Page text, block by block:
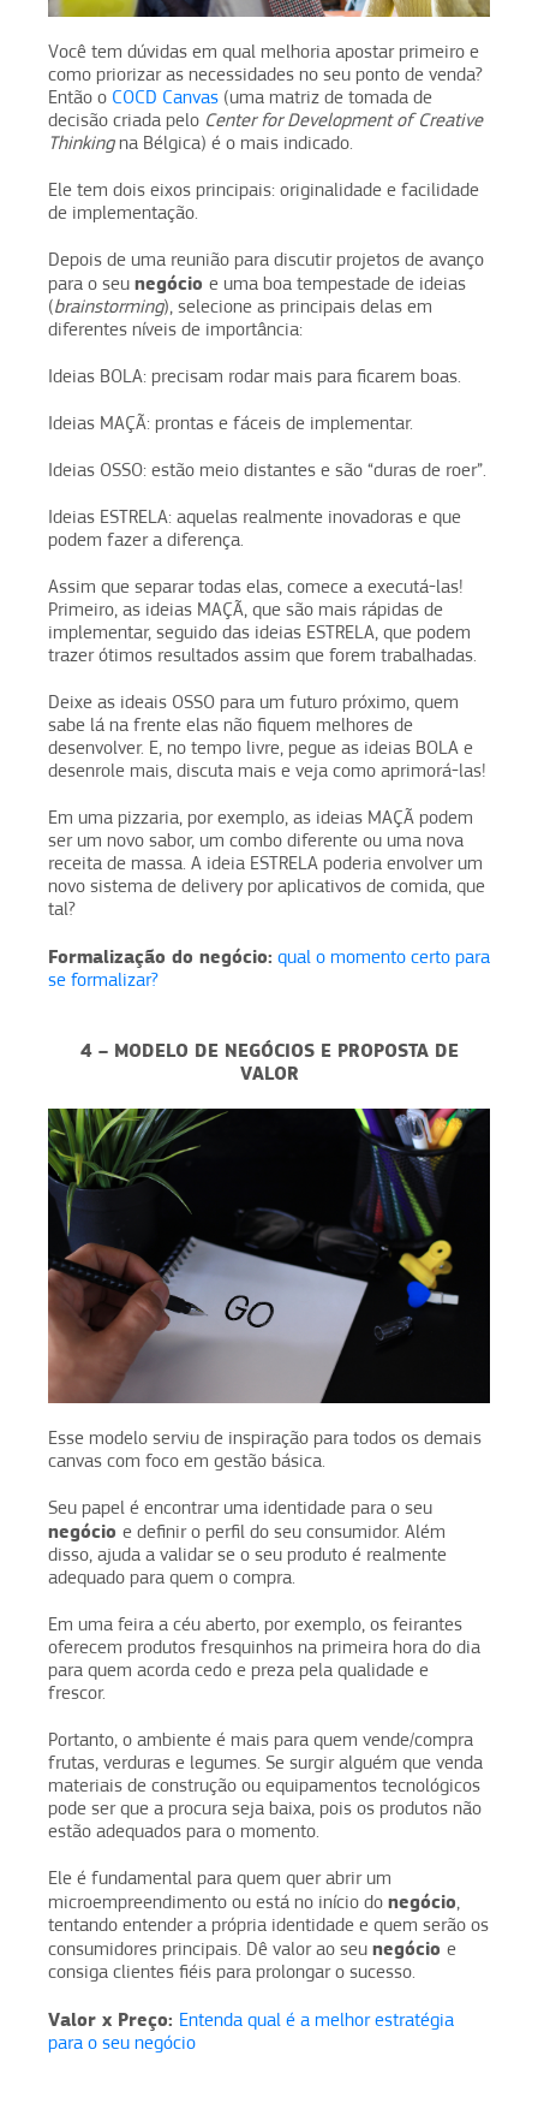
Você tem dúvidas em qual melhoria apostar primeiro e
como priorizar as necessidades no seu ponto de venda?
Então o COCD Canvas (uma matriz de tomada de
decisão criada pelo Center for Development of Creative
Thinkingna Bélgica) é o mais indicado.
Ele tem dois eixos principais: originalidade e facilidade
de implementação.
Depois de uma reunião para discutir projetos de avanço
para o seu negócio e uma boa tempestade de ideias
(brainstorming), selecione as principais delas em
diferentes níveis de importância:
Ideias BOLA: precisam rodar mais para ficarem boas.
Ideias MAÇÃ: prontas e fáceis de implementar.
Ideias OSSO: estão meio distantes e são “duras de roer”.
Ideias ESTRELA: aquelas realmente inovadoras e que
podem fazer a diferença.
Assim que separar todas elas, comece a executá-las!
Primeiro, as ideias MAÇÃ, que são mais rápidas de
implementar, seguido das ideias ESTRELA, que podem
trazer ótimos resultados assim que forem trabalhadas.
Deixe as ideais OSSO para um futuro próximo, quem
sabe lá na frente elas não fiquem melhores de
desenvolver. E, no tempo livre, pegue as ideias BOLA e
desenrole mais, discuta mais e veja como aprimorá-las!
Em uma pizzaria, por exemplo, as ideias MAÇÃ podem
ser um novo sabor, um combo diferente ou uma nova
receita de massa. A ideia ESTRELA poderia envolver um
novo sistema de delivery por aplicativos de comida, que
tal?
Formalização do negócio: qual o momento certo para
se formalizar?
4 – MODELO DE NEGÓCIOS E PROPOSTA DE
VALOR
Esse modelo serviu de inspiração para todos os demais
canvas com foco em gestão básica.
Seu papel é encontrar uma identidade para o seu
negócio e definir o perfil do seu consumidor. Além
disso, ajuda a validar se o seu produto é realmente
adequado para quem o compra.
Em uma feira a céu aberto, por exemplo, os feirantes
oferecem produtos fresquinhos na primeira hora do dia
para quem acorda cedo e preza pela qualidade e
frescor.
Portanto, o ambiente é mais para quem vende/compra
frutas, verduras e legumes. Se surgir alguém que venda
materiais de construção ou equipamentos tecnológicos
pode ser que a procura seja baixa, pois os produtos não
estão adequados para o momento.
Ele é fundamental para quem quer abrir um
microempreendimento ou está no início do negócio,
tentando entender a própria identidade e quem serão os
consumidores principais. Dê valor ao seu negócio e
consiga clientes fiéis para prolongar o sucesso.
Valor x Preço: Entenda qual é a melhor estratégia
para o seu negócio